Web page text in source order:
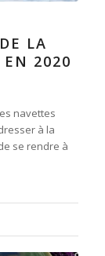
LA
EN 2020
navettes
à la
se rendre à